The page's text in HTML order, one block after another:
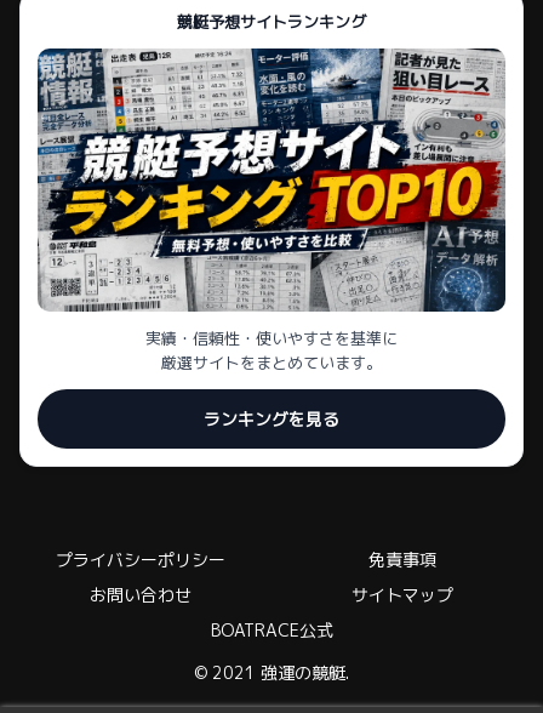
競艇予想サイトランキング
実績・信頼性・使いやすさを基準に
厳選サイトをまとめています。
ランキングを見る
プライバシーポリシー
免責事項
お問い合わせ
サイトマップ
BOATRACE公式
© 2021 強運の競艇.